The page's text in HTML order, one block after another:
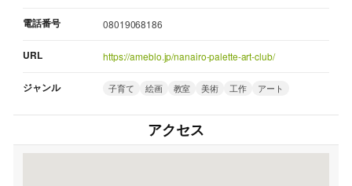
電話番号 08019068186
URL https://ameblo.jp/nanairo-palette-art-club/
ジャンル 子育て 絵画 教室 美術 工作 アート
アクセス